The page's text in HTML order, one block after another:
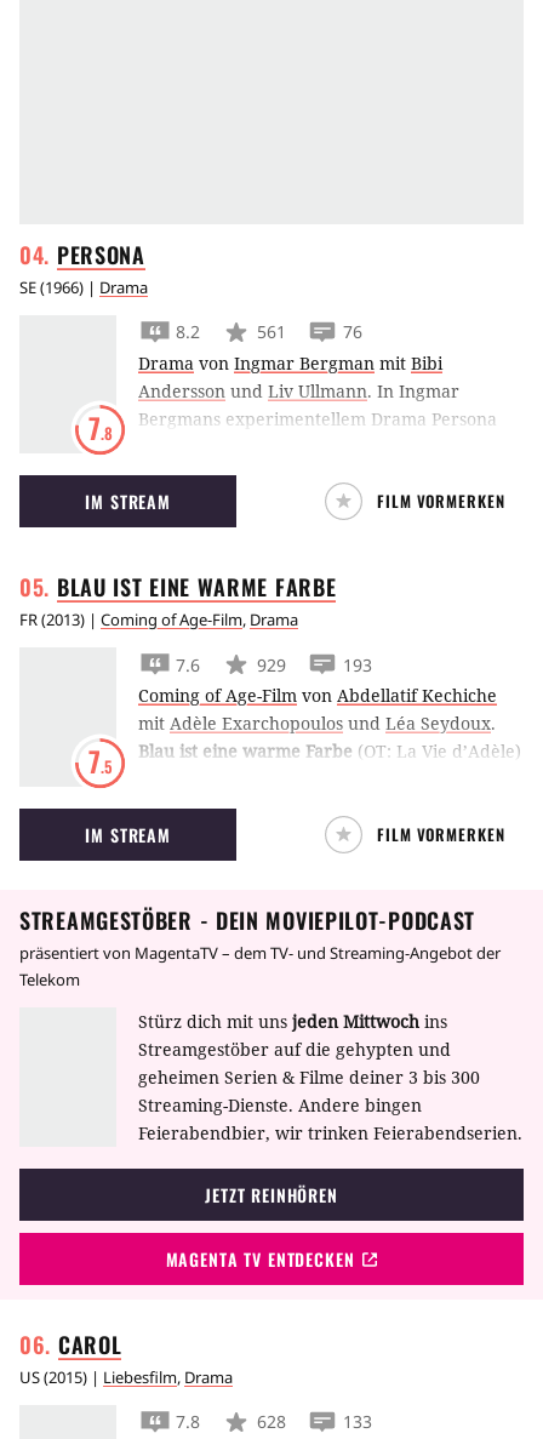
PERSONA
SE(1966) | Drama
7.8
8.2 561
76
Drama von Ingmar Bergman mit Bibi
Andersson und Liv Ullmann. In Ingmar
Bergmans experimentellem Drama Persona
um eine Schauspielerin, die seit einer
Aufführung nicht mehr spricht.
IM STREAM FILM VORMERKEN
BLAU IST EINE WARME FARBE
FR(2013) | Coming of Age-Film, Drama
7.5
7.6 929
193
Coming of Age-Film von Abdellatif Kechiche
mit Adèle Exarchopoulos und Léa Seydoux.
Blau ist eine warme Farbe (OT: La Vie d’Adèle)
leidenschaftlichen Liebe zwischen einer 15-
Jährigen und einer Kunststudentin. In Cannes
gewann das Liebesdrama 2013 die Goldene
IM STREAM FILM VORMERKEN
STREAMGESTÖBER - DEIN MOVIEPILOT-PODCAST
präsentiert von MagentaTV – dem TV- und Streaming-Angebot der
Telekom
Stürz dich mit uns jeden Mittwoch ins
Streamgestöber auf die gehypten und
geheimen Serien & Filme deiner 3 bis 300
Streaming-Dienste. Andere bingen
Feierabendbier, wir trinken Feierabendserien.
JETZT REINHÖREN
MAGENTA TV ENTDECKEN
CAROL
US(2015) | Liebesfilm, Drama
7.8 628 133